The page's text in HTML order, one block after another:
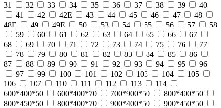
31
32 33 34 35 36 37 38 39
40
41
42 42Е 43 44 45 46 47
48
48Е
49 49Е 50 53 54 55 56 57
58
59
60 61 62 63 64 65 66
67
68
69 70 71 72 73 74 75 76
77
78
79 80 81 82 83 84 85
86
87
88 89 90 91 92 93 94 95
96
97
99 100 101 102 103 104
105
106
107 110 111 112 113
114
600*400*50
600*400*70 700*900*50
800*400*50
800*450*50
800*400*70 900*400*50
900*450*50